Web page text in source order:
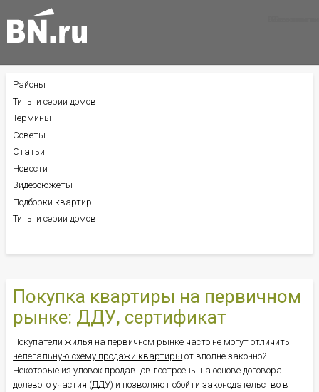
Покупка квартиры на первичном
рынке: ДДУ, сертификат
Покупатели жилья на первичном рынке часто не могут отличить
нелегальную схему продажи квартиры от вполне законной.
Некоторые из уловок продавцов построены на основе договора
долевого участия (ДДУ) и позволяют обойти законодательство в
БОКОВОЕ
МЕНЮ
Районы
Типы и серии домов
Термины
Советы
Статьи
Новости
Видеосюжеты
Подборки квартир
Типы и серии домов